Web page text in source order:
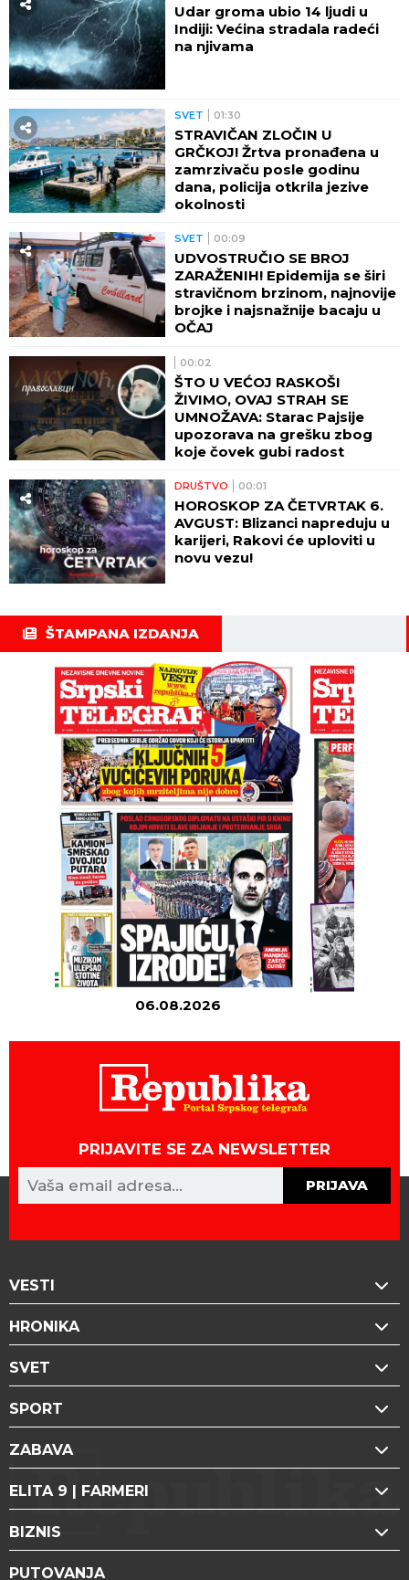
Udar groma ubio 14 ljudi u
Indiji: Većina stradala radeći
na njivama
SVET 01:30
STRAVIČAN ZLOČIN U
GRČKOJ! Žrtva pronađena u
zamrzivaču posle godinu
dana, policija otkrila jezive
okolnosti
SVET 00:09
UDVOSTRUČIO SE BROJ
ZARAŽENIH! Epidemija se širi
stravičnom brzinom, najnovije
brojke i najsnažnije bacaju u
OČAJ
00:02
ŠTO U VEĆOJ RASKOŠI
ŽIVIMO, OVAJ STRAH SE
UMNOŽAVA: Starac Pajsije
upozorava na grešku zbog
koje čovek gubi radost
DRUŠTVO 00:01
HOROSKOP ZA ČETVRTAK 6.
AVGUST: Blizanci napreduju u
karijeri, Rakovi će uploviti u
novu vezu!
ŠTAMPANA IZDANJA
06.08.2026
PRIJAVITE SE ZA NEWSLETTER
PRIJAVA
VESTI
HRONIKA
SVET
SPORT
ZABAVA
ELITA 9 | FARMERI
BIZNIS
PUTOVANJA